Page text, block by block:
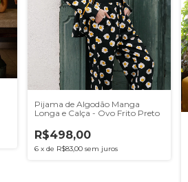
Pijama de Algodão Manga
Longa e Calça - Ovo Frito Preto
R$498,00
6 x de R$83,00 sem juros